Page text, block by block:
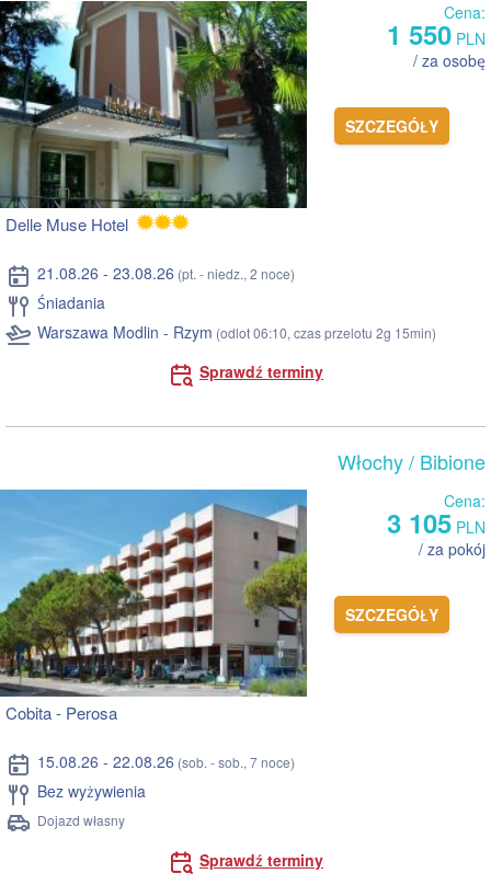
Cena:
1 550 PLN
/ za osobę
SZCZEGÓŁY
Delle Muse Hotel
21.08.26 - 23.08.26 (pt. - niedz., 2 noce)
Śniadania
Warszawa Modlin - Rzym (odlot 06:10, czas przelotu 2g 15min)
Sprawdź terminy
Włochy/ Bibione
Cena:
3 105 PLN
/ za pokój
SZCZEGÓŁY
Cobita - Perosa
15.08.26 - 22.08.26 (sob. - sob., 7 noce)
Bez wyżywienia
Dojazd własny
Sprawdź terminy